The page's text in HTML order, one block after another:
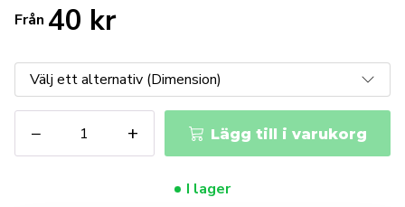
Från 40 kr
−
Spiralborr
DIN
+ Lägg till i varukorg
I lager